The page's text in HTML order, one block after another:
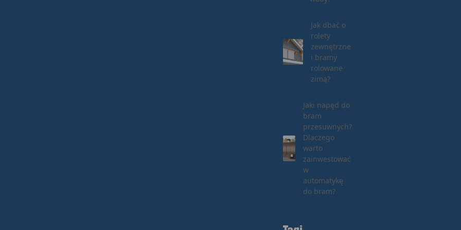
Jak dbać o
rolety
zewnętrzne
i bramy
rolowane
zimą?
Jaki napęd do
bram
przesuwnych?
Dlaczego
warto
zainwestować
w
automatykę
do bram?